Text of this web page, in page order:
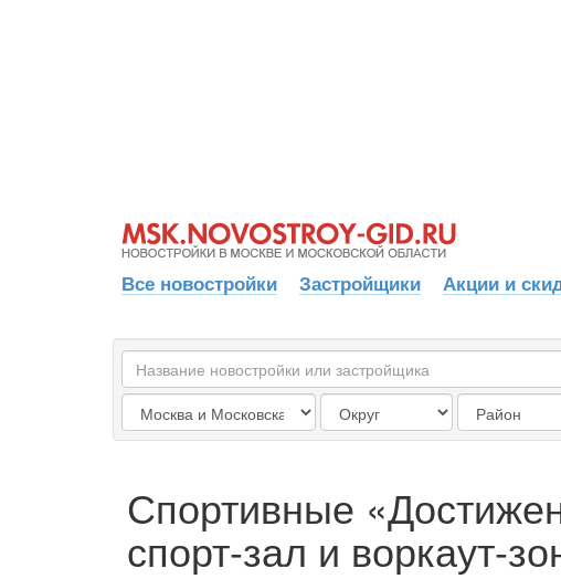
Все новостройки Застройщики Акции и
Спортивные
спорт-зал и воркаут-